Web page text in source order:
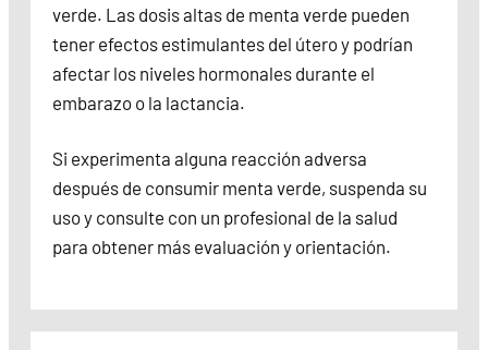
verde. Las dosis altas de menta verde pueden
tener efectos estimulantes del útero y podrían
afectar los niveles hormonales durante el
embarazo o la lactancia.
Si experimenta alguna reacción adversa
después de consumir menta verde, suspenda su
uso y consulte con un profesional de la salud
para obtener más evaluación y orientación.